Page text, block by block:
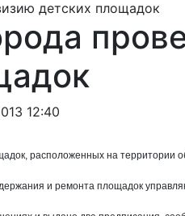
12:40
расположенных на территории
и ремонта площадок